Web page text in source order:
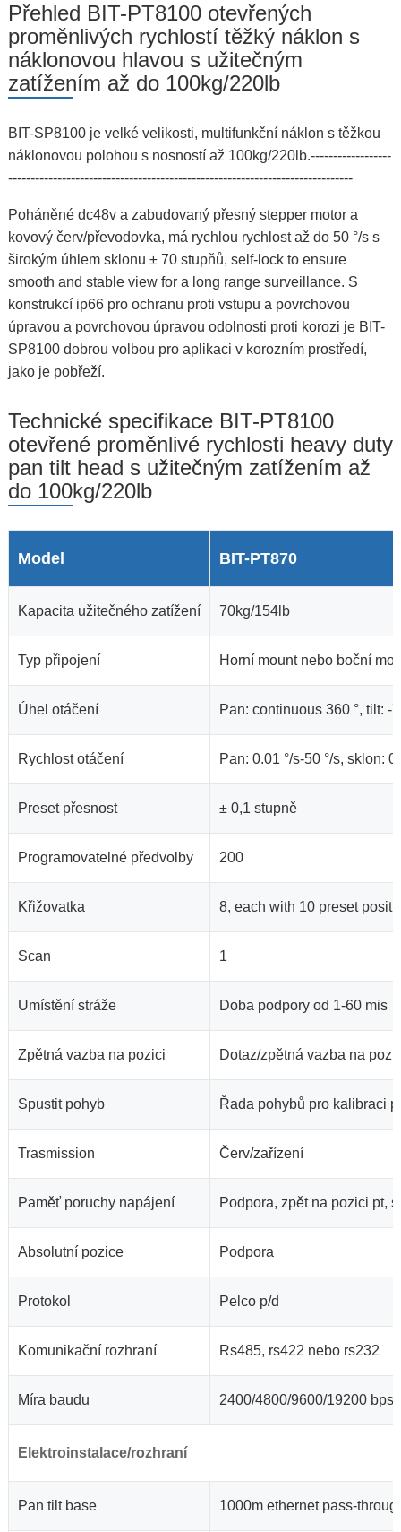
Přehled BIT-PT8100 otevřených
proměnlivých rychlostí těžký náklon s
náklonovou hlavou s užitečným
zatížením až do 100kg/220lb
BIT-SP8100 je velké velikosti, multifunkční náklon s těžkou
náklonovou polohou s nosností až 100kg/220lb.------------------
-----------------------------------------------------------------------------
Poháněné dc48v a zabudovaný přesný stepper motor a
kovový červ/převodovka, má rychlou rychlost až do 50 °/s s
širokým úhlem sklonu ± 70 stupňů, self-lock to ensure
smooth and stable view for a long range surveillance. S
konstrukcí ip66 pro ochranu proti vstupu a povrchovou
úpravou a povrchovou úpravou odolnosti proti korozi je BIT-
SP8100 dobrou volbou pro aplikaci v korozním prostředí,
jako je pobřeží.
Technické specifikace BIT-PT8100
otevřené proměnlivé rychlosti heavy duty
pan tilt head s užitečným zatížením až
do 100kg/220lb
Model BIT-PT870
Kapacita užitečného zatížení 70kg/154lb
Typ připojení Horní mount nebo boční
Úhel otáčení Pan: continuous 360 °, tilt: -
Rychlost otáčení Pan: 0.01 °/s-50 °/s, sklon:
Preset přesnost ± 0,1 stupně
Programovatelné předvolby 200
Křižovatka 8, each with 10 preset
Scan 1
Umístění stráže Doba podpory od 1-60 mis
Zpětná vazba na pozici Dotaz/zpětná vazba na
Spustit pohyb Řada pohybů pro kalibraci
Trasmission Červ/zařízení
Paměť poruchy napájení Podpora, zpět na pozici pt,
Absolutní pozice Podpora
Protokol Pelco p/d
Komunikační rozhraní Rs485, rs422 nebo rs232
Míra baudu 2400/4800/9600/19200 bps
Elektroinstalace/rozhraní
Pan tilt base 1000m ethernet pass-